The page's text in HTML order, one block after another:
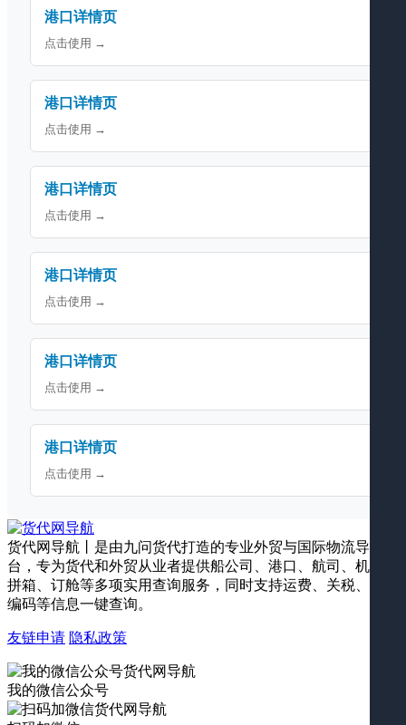
港口详情页
点击使用 →
港口详情页
点击使用 →
港口详情页
点击使用 →
港口详情页
点击使用 →
港口详情页
点击使用 →
港口详情页
点击使用 →
货代网导航丨是由九问货代打造的专业外贸与国际物流导航平
台，专为货代和外贸从业者提供船公司、港口、航司、机场、
拼箱、订舱等多项实用查询服务，同时支持运费、关税、海关
编码等信息一键查询。
友链申请 隐私政策
我的微信公众号